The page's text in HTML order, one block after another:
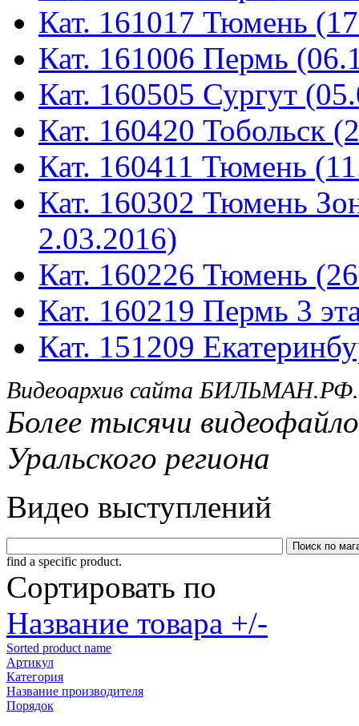
Кат. 161017 Тюмень
Кат. 161006 Пермь
Кат. 160505 Сургут
Кат. 160420 Тобольск
Кат. 160411 Тюмень
Кат. 160302 Тюмень
2.03.2016)
Кат. 160226 Тюмень
Кат. 160219 Пермь 3
Кат. 151209
Видеоархив сайта БИЛЬМАН.РФ.
Более тысячи
Уральского региона
Видео выступлений
find a specific product.
Сортировать по
Название товара +/-
Sorted product name
Артикул
Категория
Название производителя
Порядок